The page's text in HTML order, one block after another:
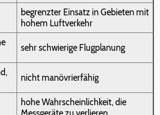
begrenzter Einsatz in Gebieten mit
hohem Luftverkehr
sehr schwierige Flugplanung
nicht manövrierfähig
hohe Wahrscheinlichkeit, die